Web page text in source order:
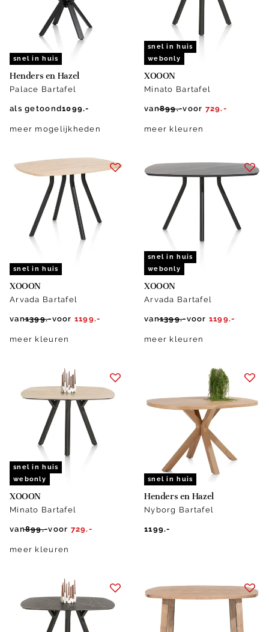
snel in huis
Henders en Hazel
Palace Bartafel
als getoond1099.-
meer mogelijkheden
snel in huis
webonly
XOOON
Minato Bartafel
van899.-voor 729.-
meer kleuren
snel in huis
XOOON
Arvada Bartafel
van1399.-voor 1199.-
meer kleuren
snel in huis
webonly
XOOON
Arvada Bartafel
van1399.-voor 1199.-
meer kleuren
snel in huis
webonly
XOOON
Minato Bartafel
van899.-voor 729.-
meer kleuren
snel in huis
Henders en Hazel
Nyborg Bartafel
1199.-